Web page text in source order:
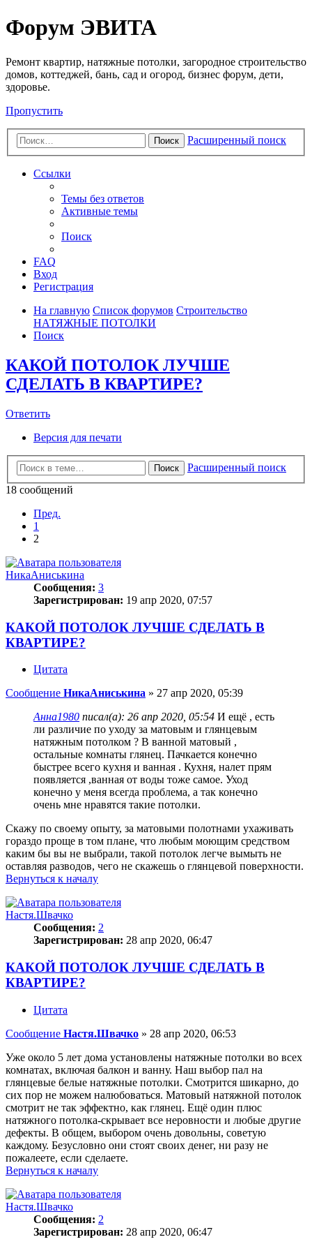
Регистрация
Форум ЭВИТА
Ремонт квартир, натяжные потолки, загородное строительство
домов, коттеджей, бань, сад и огород, бизнес форум, дети,
здоровье.
Пропустить
Поиск Расширенный поиск
Ссылки
Темы без ответов
Активные темы
Поиск
FAQ
Вход
Регистрация
На главную Список форумов Строительство
НАТЯЖНЫЕ ПОТОЛКИ
Поиск
КАКОЙ ПОТОЛОК ЛУЧШЕ
СДЕЛАТЬ В КВАРТИРЕ?
Ответить
Ответить
Версия для печати
Поиск
Расширенный поиск
18 сообщений
Пред.
1
2
НикаАниськина
Сообщения: 3
Зарегистрирован: 19 апр 2020, 07:57
КАКОЙ ПОТОЛОК ЛУЧШЕ СДЕЛАТЬ В
КВАРТИРЕ?
Цитата
Сообщение НикаАниськина » 27 апр 2020, 05:39
Анна1980 писал(а): 26 апр 2020, 05:54 И ещё , есть
ли различие по уходу за матовым и глянцевым
натяжным потолком ? В ванной матовый ,
остальные комнаты глянец. Пачкается конечно
быстрее всего кухня и ванная . Кухня, налет прям
появляется ,ванная от воды тоже самое. Уход
конечно у меня всегда проблема, а так конечно
очень мне нравятся такие потолки.
Скажу по своему опыту, за матовыми полотнами ухаживать
гораздо проще в том плане, что любым моющим средством
каким бы вы не выбрали, такой потолок легче вымыть не
оставляя разводов, чего не скажешь о глянцевой поверхности.
Вернуться к началу
Настя.Швачко
Сообщения: 2
Зарегистрирован: 28 апр 2020, 06:47
КАКОЙ ПОТОЛОК ЛУЧШЕ СДЕЛАТЬ В
КВАРТИРЕ?
Цитата
Сообщение Настя.Швачко » 28 апр 2020, 06:53
Уже около 5 лет дома установлены натяжные потолки во всех
комнатах, включая балкон и ванну. Наш выбор пал на
глянцевые белые натяжные потолки. Смотрится шикарно, до
сих пор не можем налюбоваться. Матовый натяжной потолок
смотрит не так эффектно, как глянец. Ещё один плюс
натяжного потолка-скрывает все неровности и любые другие
дефекты. В общем, выбором очень довольны, советую
каждому. Безусловно они стоят своих денег, ни разу не
пожалеете, если сделаете.
Вернуться к началу
Настя.Швачко
Сообщения: 2
Зарегистрирован: 28 апр 2020, 06:47